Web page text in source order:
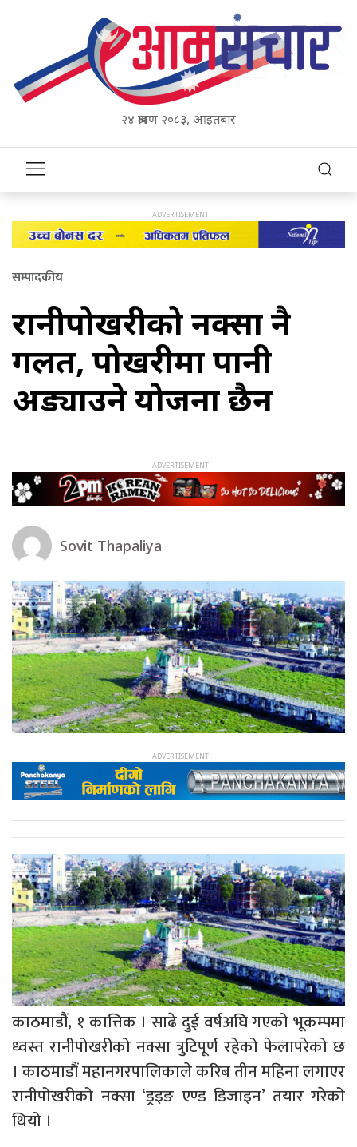
२४ श्रावण २०८३, आइतबार
सम्पादकीय
रानीपोखरीको नक्सा नै
गलत, पोखरीमा पानी
अड्याउने योजना छैन
Sovit Thapaliya
काठमाडौं, १ कात्तिक । साढे दुई वर्षअघि गएको भूकम्पमा
ध्वस्त रानीपोखरीको नक्सा त्रुटिपूर्ण रहेको फेलापरेको छ
। काठमाडौं महानगरपालिकाले करिब तीन महिना लगाएर
रानीपोखरीको नक्सा ‘ड्रइङ एण्ड डिजाइन’ तयार गरेको
थियो ।